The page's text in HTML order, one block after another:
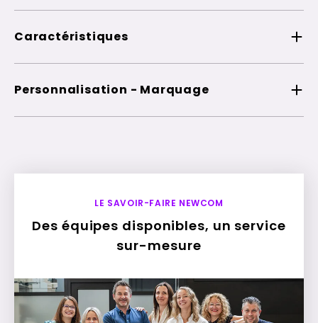
Caractéristiques
Personnalisation - Marquage
LE SAVOIR-FAIRE NEWCOM
Des équipes disponibles, un service
sur-mesure